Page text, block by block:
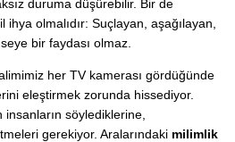
duruma düşürebilir. Bir de
ihya olmalıdır: Suçlayan, aşağılayan,
bir faydası olmaz.
her TV kamerası gördüğünde
eleştirmek zorunda hissediyor.
söylediklerine,
gerekiyor. Aralarındaki milimlik